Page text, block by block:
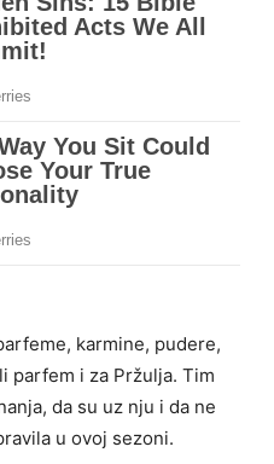
karmine, pudere,
parfem i za Pržulja. Tim
da su uz nju i da ne
u ovoj sezoni.